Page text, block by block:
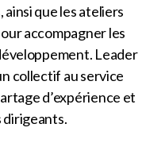
que les ateliers
accompagner les
Leader
collectif au service
d’expérience et
dirigeants.